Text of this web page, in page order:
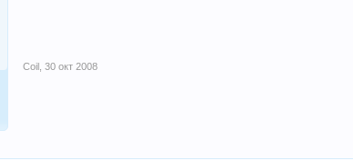
Coil 30 окт 2008